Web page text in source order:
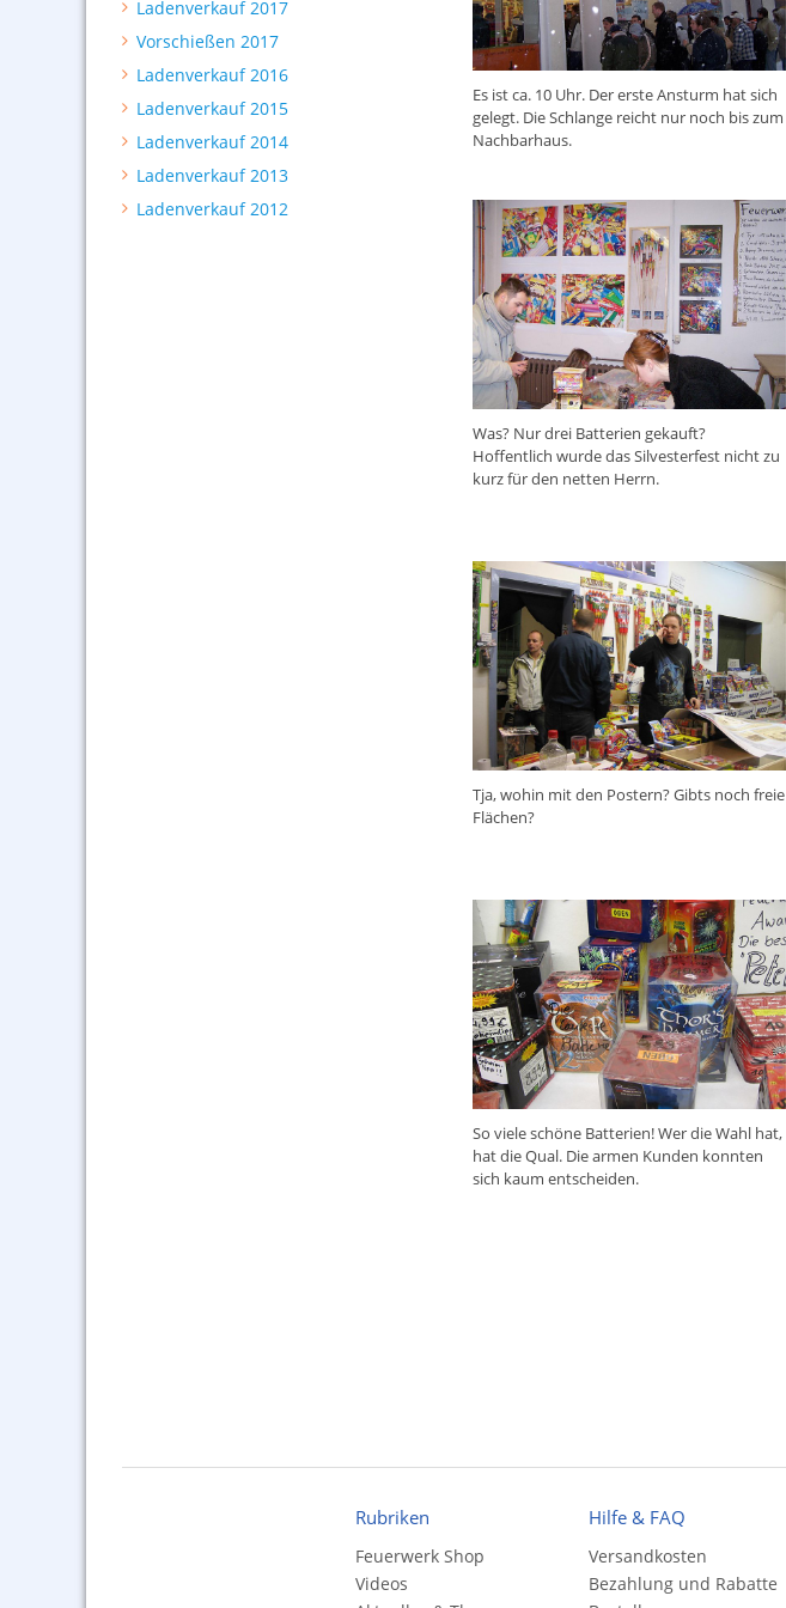
Ladenverkauf 2017
Vorschießen 2017
Ladenverkauf 2016
Ladenverkauf 2015
Ladenverkauf 2014
Ladenverkauf 2013
Ladenverkauf 2012
Es ist ca. 10 Uhr. Der erste Ansturm hat sich
gelegt. Die Schlange reicht nur noch bis zum
Nachbarhaus.
Was? Nur drei Batterien gekauft?
Hoffentlich wurde das Silvesterfest nicht zu
kurz für den netten Herrn.
Tja, wohin mit den Postern? Gibts noch freie
Flächen?
So viele schöne Batterien! Wer die Wahl hat,
hat die Qual. Die armen Kunden konnten
sich kaum entscheiden.
Rubriken
Feuerwerk Shop
Videos
Hilfe & FAQ
Versandkosten
Bezahlung und Rabatte